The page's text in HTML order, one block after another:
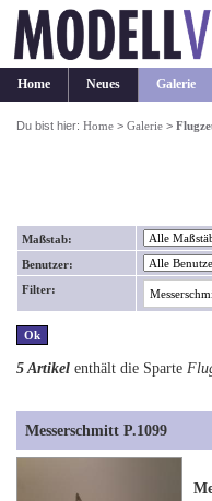
Home Neues Galerie
Du bist hier:Home >Galerie >
Maßstab:
Benutzer:
Filter:
5 Artikel enthält die Sparte
Messerschmitt P.1099